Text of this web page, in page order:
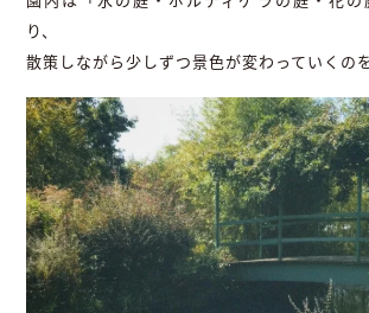
り、
散策しながら少しずつ景色が変わっていくの